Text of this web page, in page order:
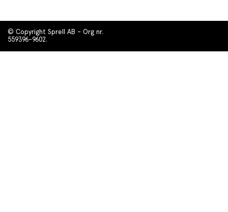
© Copyright Sprell AB - Org nr.
559396-9602.